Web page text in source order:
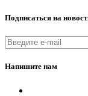
Подписаться на
Напишите нам